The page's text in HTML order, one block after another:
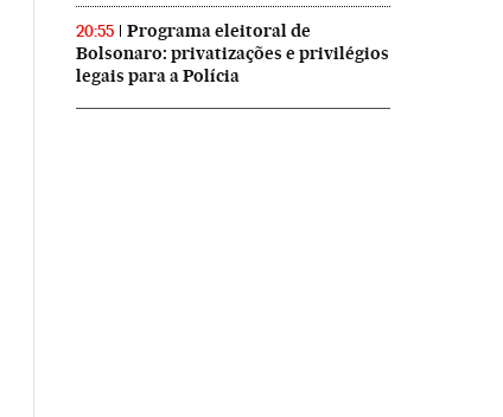
20:55
Programa eleitoral de
Bolsonaro: privatizações e privilégios
legais para a Polícia